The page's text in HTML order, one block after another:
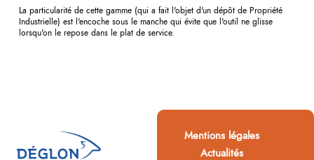
La particularité de cette gamme (qui a fait l'objet d'un dépôt de Propriété
Industrielle) est l'encoche sous le manche qui évite que l'outil ne glisse
lorsqu'on le repose dans le plat de service.
Mentions légales
Actualités